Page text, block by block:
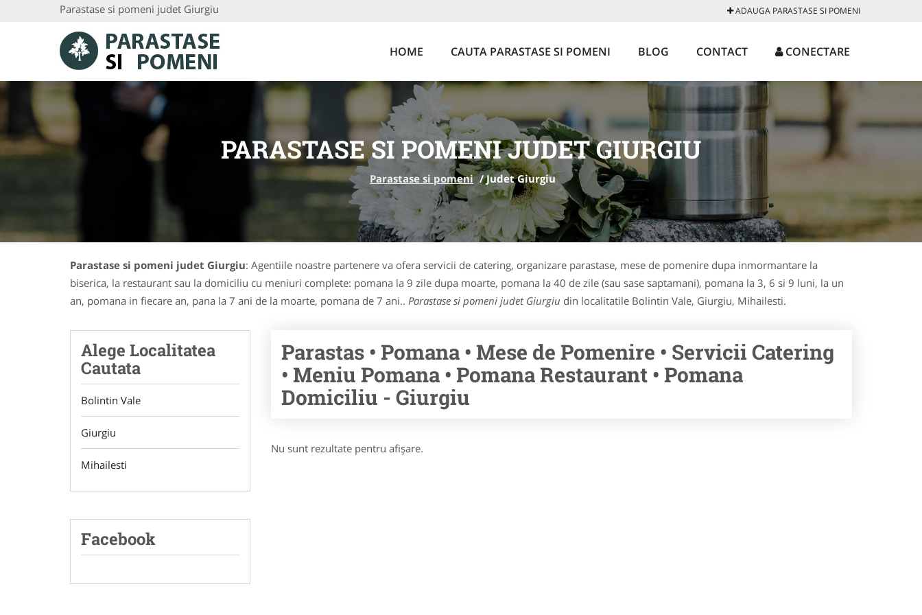
Parastase si pomeni judet Giurgiu ADAUGA PARASTASE SI POMENI
HOME CAUTA PARASTASE SI POMENI BLOG CONTACT CONECTARE
PARASTASE SI POMENI JUDET GIURGIU
Parastase si pomeni /Judet Giurgiu
Parastase si pomeni judet Giurgiu: Agentiile noastre partenere va ofera servicii de catering, organizare parastase, mese de pomenire dupa inmormantare la
biserica, la restaurant sau la domiciliu cu meniuri complete: pomana la 9 zile dupa moarte, pomana la 40 de zile (sau sase saptamani), pomana la 3, 6 si 9 luni, la un
an, pomana in fiecare an, pana la 7 ani de la moarte, pomana de 7 ani.. Parastase si pomeni judet Giurgiu din localitatile Bolintin Vale, Giurgiu, Mihailesti.
Alege Localitatea
Cautata
Bolintin Vale
Giurgiu
Mihailesti
Facebook
Parastas • Pomana • Mese de Pomenire • Servicii Catering
• Meniu Pomana • Pomana Restaurant • Pomana
Domiciliu - Giurgiu
Nu sunt rezultate pentru afişare.